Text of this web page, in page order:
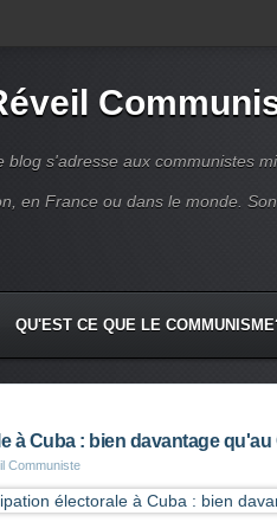
blog s'adresse aux communistes
en France ou dans le monde.
QU'EST CE QUE LE
à Cuba : bien davantage qu'au
Communiste